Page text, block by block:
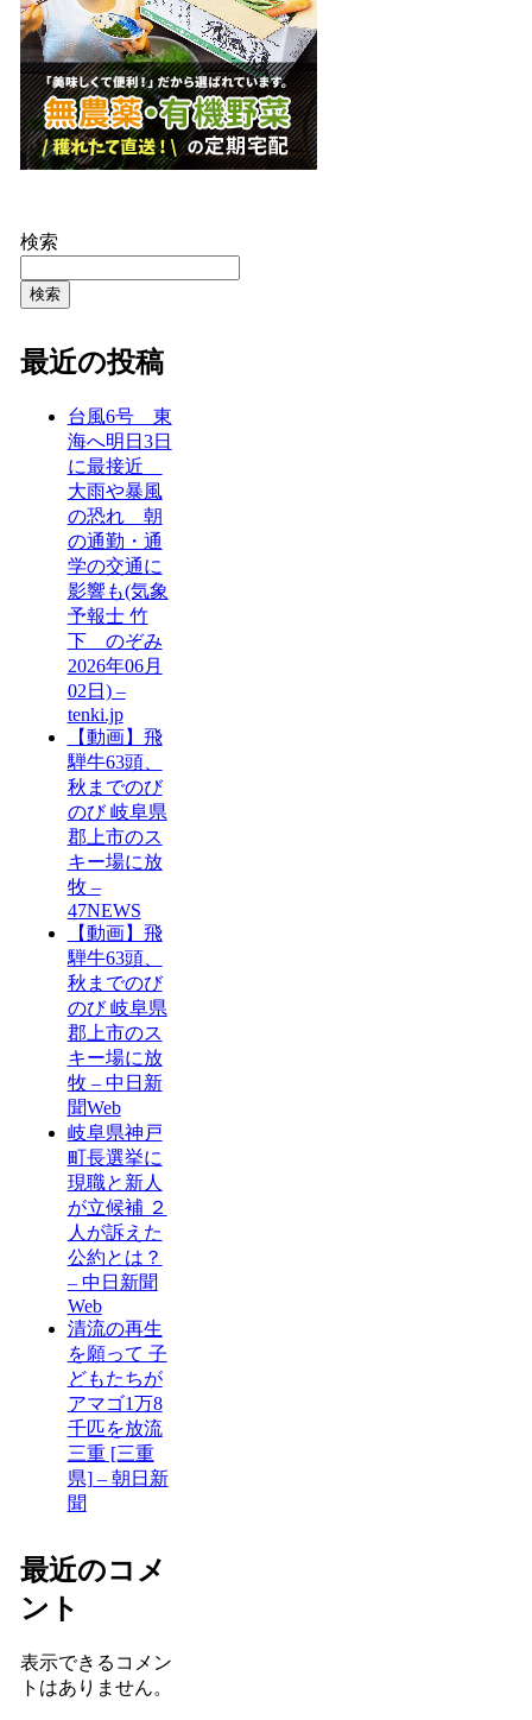
検索
検索
最近の投稿
台風6号 東
海へ明日3日
に最接近
大雨や暴風
の恐れ 朝
の通勤・通
学の交通に
影響も(気象
予報士 竹
下 のぞみ
2026年06月
02日) –
tenki.jp
【動画】飛
騨牛63頭、
秋までのび
のび 岐阜県
郡上市のス
キー場に放
牧 –
47NEWS
【動画】飛
騨牛63頭、
秋までのび
のび 岐阜県
郡上市のス
キー場に放
牧 – 中日新
聞Web
岐阜県神戸
町長選挙に
現職と新人
が立候補 ２
人が訴えた
公約とは？
– 中日新聞
Web
清流の再生
を願って 子
どもたちが
アマゴ1万8
千匹を放流
三重 [三重
県] – 朝日新
聞
最近のコメ
ント
表示できるコメン
トはありません。